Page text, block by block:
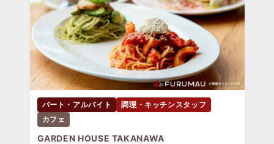
パート・アルバイト
調理・キッチンスタッフ
カフェ
GARDEN HOUSE TAKANAWA